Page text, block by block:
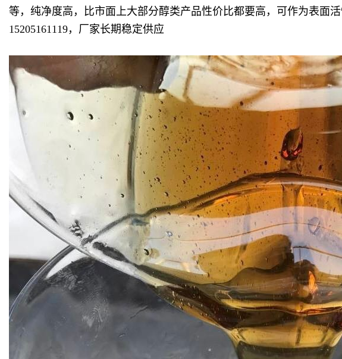
等，纯净度高，比市面上大部分醇类产品性价比都要高，可作为表面
15205161119，厂家长期稳定供应